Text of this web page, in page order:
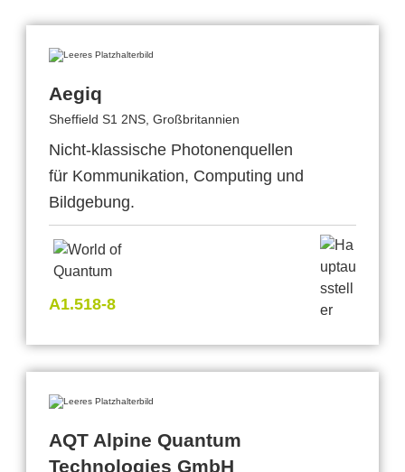
Aegiq
Sheffield S1 2NS, Großbritannien
Nicht-klassische Photonenquellen
für Kommunikation, Computing und
Bildgebung.
A1.518-8
AQT Alpine Quantum
Technologies GmbH